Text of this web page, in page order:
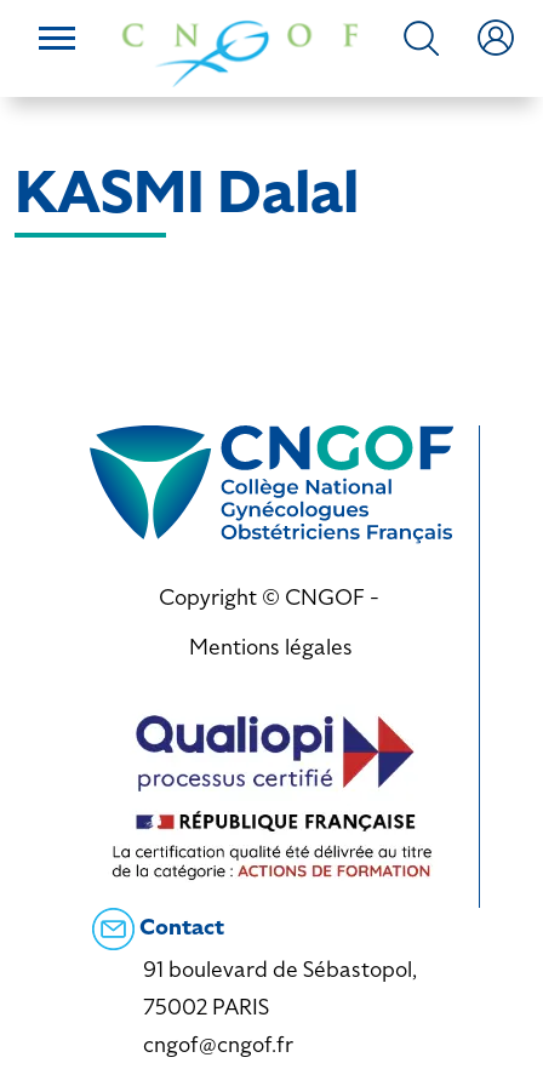
KASMI Dalal
Copyright © CNGOF -
Mentions légales
Contact
91 boulevard de Sébastopol,
75002 PARIS
cngof@cngof.fr